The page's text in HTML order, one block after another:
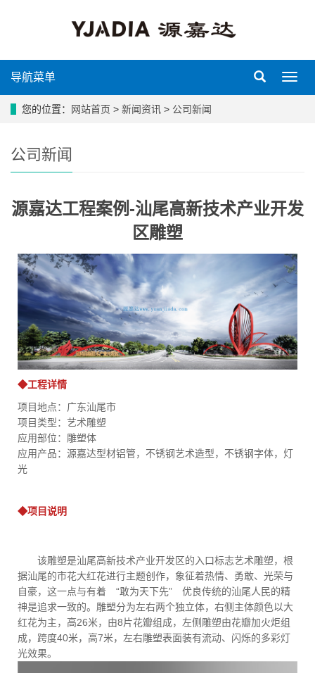
导
导航菜单
您的位置： 网站首页 > 新闻资讯 > 公司新闻
公司新闻
源嘉达工程案例-汕尾高新技术产业开发
区雕塑
◆工程详情
项目地点：广东汕尾市
项目类型：艺术雕塑
应用部位：雕塑体
应用产品：源嘉达型材铝管，不锈钢艺术造型，不锈钢字体，灯
光
◆项目说明
该雕塑是汕尾高新技术产业开发区的入口标志艺术雕塑，根
据汕尾的市花大红花进行主题创作，象征着热情、勇敢、光荣与
自豪，这一点与有着 “敢为天下先” 优良传统的汕尾人民的精
神是追求一致的。雕塑分为左右两个独立体，右侧主体颜色以大
红花为主，高26米，由8片花瓣组成，左侧雕塑由花瓣加火炬组
成，跨度40米，高7米，左右雕塑表面装有流动、闪烁的多彩灯
光效果。